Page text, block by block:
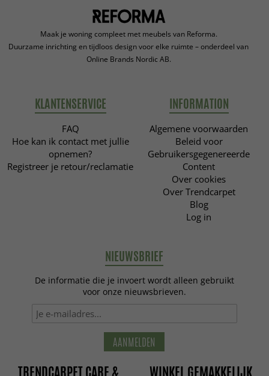
Maak je woning compleet met meubels van Reforma.
Duurzame inrichting en tijdloos design voor elke ruimte – onderdeel van
Online Brands Nordic AB.
KLANTENSERVICE
FAQ
Hoe kan ik contact met jullie
opnemen?
Registreer je retour/reclamatie
INFORMATION
Algemene voorwaarden
Beleid voor
Gebruikersgegenereerde
Content
Over cookies
Over Trendcarpet
Blog
Log in
NIEUWSBRIEF
De informatie die je invoert wordt alleen gebruikt
voor onze nieuwsbrieven.
AANMELDEN